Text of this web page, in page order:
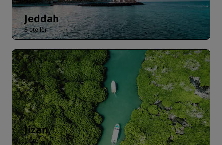
Jeddah
8 oteller
Jizan
1 otel